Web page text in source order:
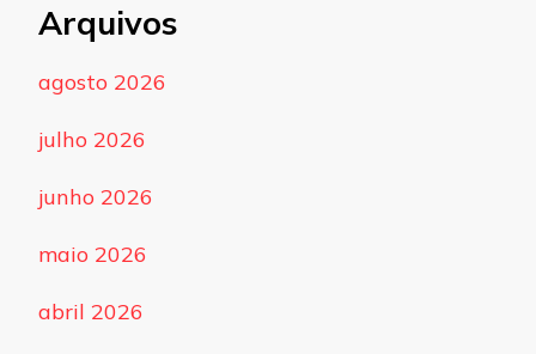
Arquivos
agosto 2026
julho 2026
junho 2026
maio 2026
abril 2026